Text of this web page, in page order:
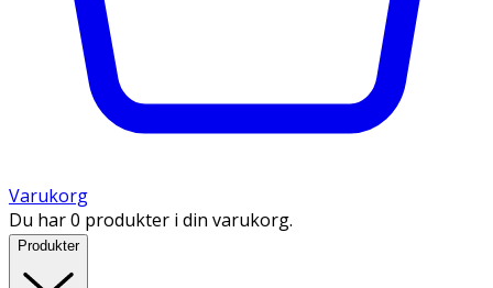
Varukorg
Du har 0 produkter i din varukorg.
Produkter